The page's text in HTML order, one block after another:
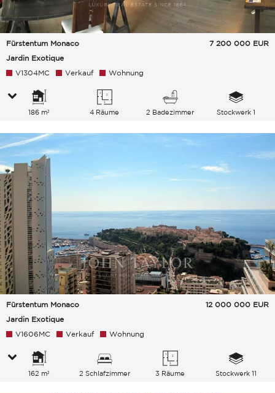
Fürstentum Monaco
Jardin Exotique
7 200 000 EUR
V1304MC Verkauf Wohnung
186 m² 4 Räume 2 Badezimmer Stockwerk 1
Fürstentum Monaco
Jardin Exotique
12 000 000 EUR
V1606MC Verkauf Wohnung
162 m² 2 Schlafzimmer 3 Räume Stockwerk 11